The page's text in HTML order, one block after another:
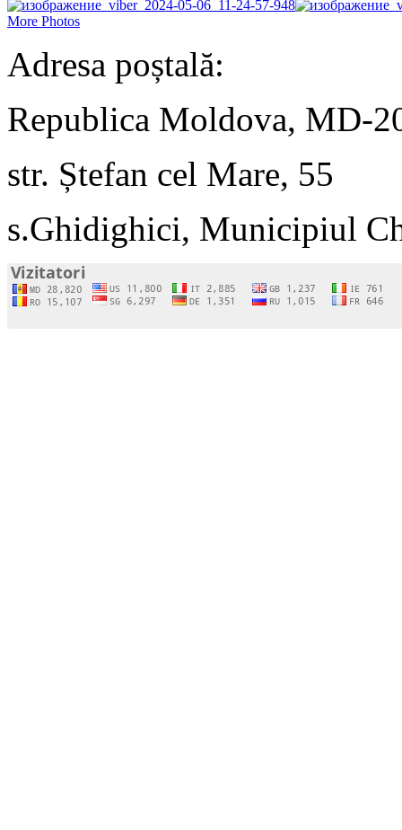
More Photos
Adresa poștală:
Republica Moldova, MD-
str. Ștefan cel Mare, 55
s.Ghidighici, Municipiul